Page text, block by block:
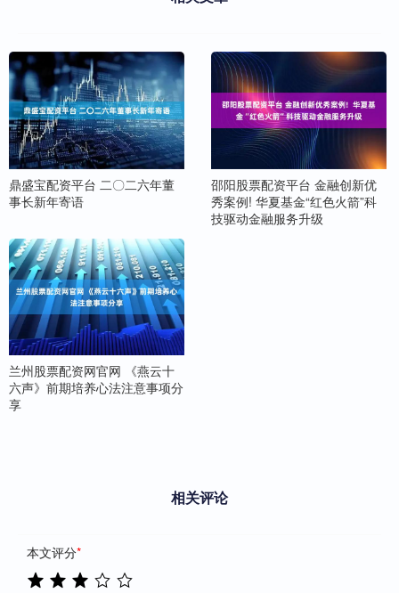
鼎盛宝配资平台 二〇二六年董
事长新年寄语
邵阳股票配资平台 金融创新优
秀案例! 华夏基金“红色火箭”科
技驱动金融服务升级
兰州股票配资网官网 《燕云十
六声》前期培养心法注意事项分
享
相关评论
本文评分*